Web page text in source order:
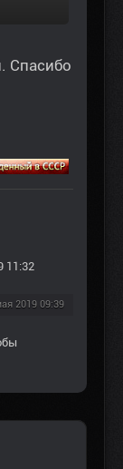
Спасибо
11:32
2019 09:39